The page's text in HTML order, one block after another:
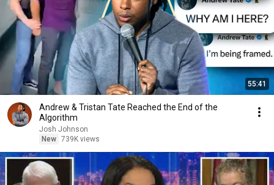
55:41
Andrew & Tristan Tate Reached the End of the
Algorithm
Josh Johnson
New 739K views